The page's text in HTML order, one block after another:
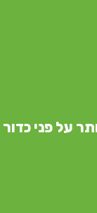
על פני כדור